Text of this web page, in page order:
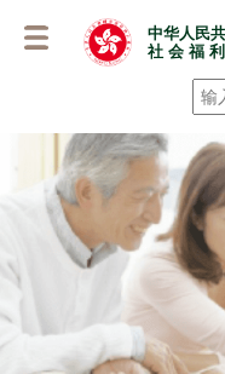
中华人民
社 会 福
搜